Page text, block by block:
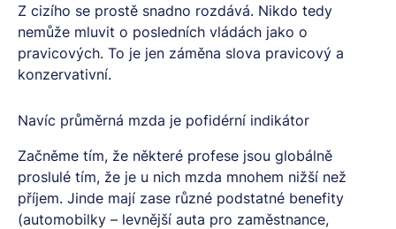
Z cizího se prostě snadno rozdává. Nikdo tedy
nemůže mluvit o posledních vládách jako o
pravicových. To je jen záměna slova pravicový a
konzervativní.
Navíc průměrná mzda je pofidérní indikátor
Začněme tím, že některé profese jsou globálně
proslulé tím, že je u nich mzda mnohem nižší než
příjem. Jinde mají zase různé podstatné benefity
(automobilky – levnější auta pro zaměstnance,